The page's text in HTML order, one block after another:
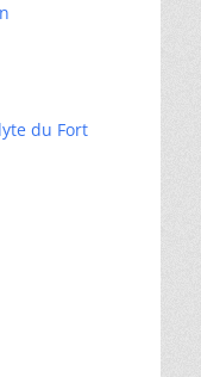
du Fort